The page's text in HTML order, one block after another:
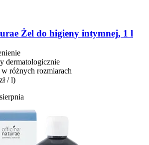
Żel do higieny intymnej, 1 l
dermatologicznie
w różnych rozmiarach
/ l)